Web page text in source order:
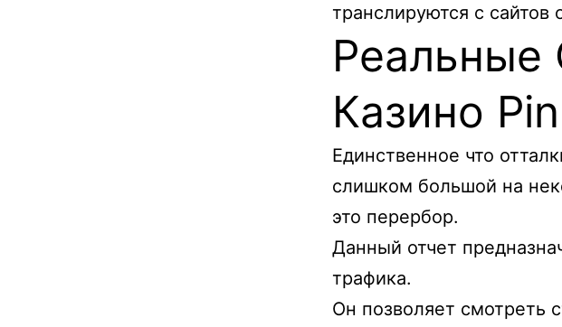
транслируются с сайтов
Казино
Единственное что
слишком большой на
это перербор.
Данный отчет
трафика.
Он позволяет смотреть